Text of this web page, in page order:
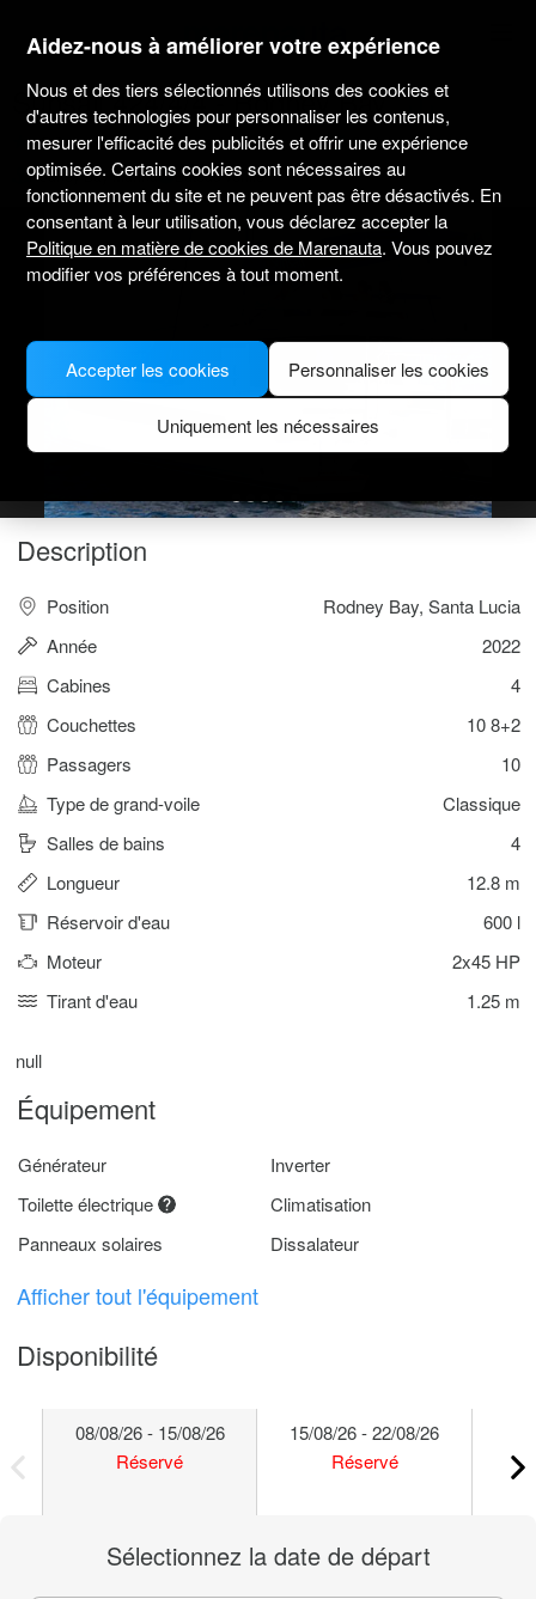
marenauta
Sunsail 424/4/4 - Rodney Bay
4.5(5 sur le loueur) Sans skipper uniquement
Professionnel
Rodney Bay Marina
Bateau vérifié
Description
Position
Rodney Bay, Santa Lucia
Année
2022
Cabines
4
Couchettes
10 8+2
Passagers
10
Type de grand-voile
Classique
Salles de bains
4
Longueur
12.8 m
Réservoir d'eau
600 l
Moteur
2x45 HP
Tirant d'eau
1.25 m
null
Équipement
Générateur
Inverter
Toilette électrique
Climatisation
Panneaux solaires
Dissalateur
Afficher tout l'équipement
Disponibilité
08/08/26 - 15/08/26
Réservé
15/08/26 - 22/08/26
Réservé
Sélectionnez la date de départ
Aidez-nous à améliorer votre expérience
Nous et des tiers sélectionnés utilisons des cookies et
d'autres technologies pour personnaliser les contenus,
mesurer l'efficacité des publicités et offrir une expérience
optimisée. Certains cookies sont nécessaires au
fonctionnement du site et ne peuvent pas être désactivés. En
consentant à leur utilisation, vous déclarez accepter la
Politique en matière de cookies de Marenauta. Vous pouvez
modifier vos préférences à tout moment.
Personnaliser les cookies
Uniquement les nécessaires
Accepter les cookies